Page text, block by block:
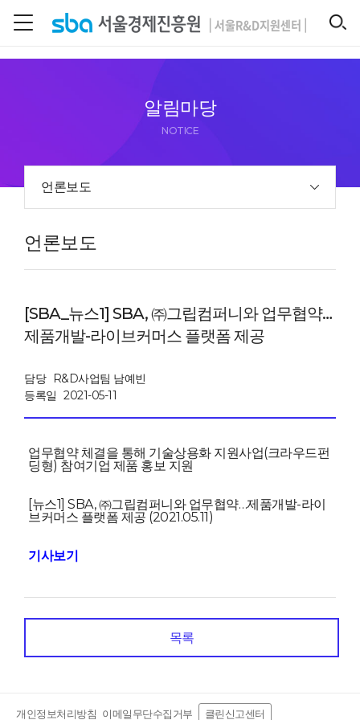
알림마당
NOTICE
언론보도
언론보도
[SBA_뉴스1] SBA, ㈜그립컴퍼니와 업무협약…
제품개발-라이브커머스 플랫폼 제공
담당
R&D사업팀 남예빈
등록일 2021-05-11
업무협약 체결을 통해 기술상용화 지원사업(크라우드펀
딩형) 참여기업 제품 홍보 지원
[뉴스1] SBA, ㈜그립컴퍼니와 업무협약…제품개발-라이
브커머스 플랫폼 제공 (2021.05.11)
기사보기
목록
개인정보처리방침 이메일무단수집거부 클린신고센터